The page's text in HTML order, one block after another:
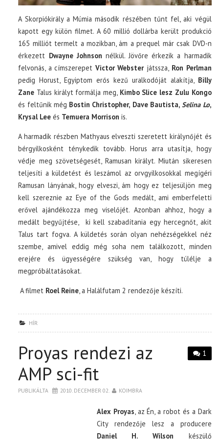
A Skorpiókirály a Múmia második részében tűnt fel, aki végül
kapott egy külön filmet. A 60 millió dollárba került produkció
165 milliót termelt a mozikban, ám a prequel már csak DVD-n
érkezett Dwayne Johnson nélkül. Jövőre érkezik a harmadik
felvonás, a címszerepet Victor Websterjátssza,Ron Perlman
pedig Horust, Egyiptom erős kezű uralkodóját alakítja, Billy
Zane Talus királyt formálja meg, Kimbo Slice lesz Zulu Kongo
és feltűnik még Bostin Christopher, Dave Bautista,Selina Lo,
Krysal Lee és Temuera Morrison is.
A harmadik részben Mathyaus elveszti szeretett királynőjét és
bérgyilkosként ténykedik tovább. Horus arra utasítja, hogy
védje meg szövetségesét, Ramusan királyt. Miután sikeresen
teljesíti a küldetést és leszámol az orvgyilkosokkal megígéri
Ramusan lányának, hogy elveszi, ám hogy ez teljesüljön meg
kell szereznie az Eye of the Gods medált, ami emberfeletti
erővel ajándékozza meg viselőjét. Azonban ahhoz, hogy a
medált begyűjtése, ki kell szabadítania egy hercegnőt, akit
Talus tart fogva. A küldetés során olyan nehézségekkel néz
szembe, amivel eddig még soha nem találkozott, minden
erejére és ügyességére szükség van, hogy túlélje a
megpróbáltatásokat.
A filmet Roel Reine, a Halálfutam 2 rendezője készíti.
HÍR
1
Proyas rendezi az
AMP sci-fit
PUBLIKÁLTA 2010. DECEMBER 02. KOIMBRA
Alex Proyas, az Én, a robot és a Dark
City rendezője lesz a producere
Daniel H. Wilson készülő